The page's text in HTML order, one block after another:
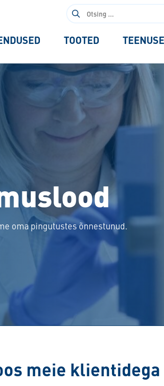
Otsi:
TOOTED
oma pingutustes õnnestunud.
meie klientidega